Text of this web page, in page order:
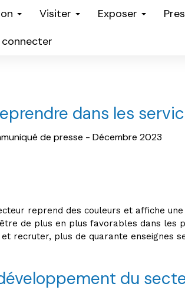
Visiter Exposer
connecter
dans les
de presse - Décembre 2023
reprend des couleurs et affiche
de plus en plus favorables dans les
recruter, plus de quarante enseignes
du